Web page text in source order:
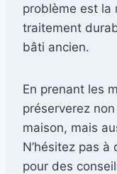
problème est la
traitement
bâti ancien.
En prenant les
préserverez
maison, mais
N’hésitez pas
pour des